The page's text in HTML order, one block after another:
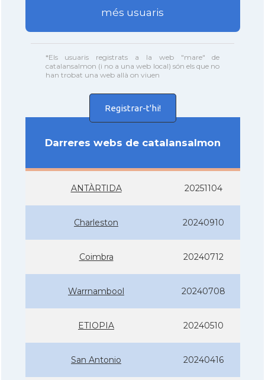
més usuaris
*Els usuaris registrats a la web "mare" de
catalansalmon (i no a una web local) són els que no
han trobat una web allà on viuen
Registrar-t'hi!
Darreres webs de catalansalmon
ANTÀRTIDA 20251104
Charleston 20240910
Coimbra 20240712
Warrnambool 20240708
ETIOPIA 20240510
San Antonio 20240416